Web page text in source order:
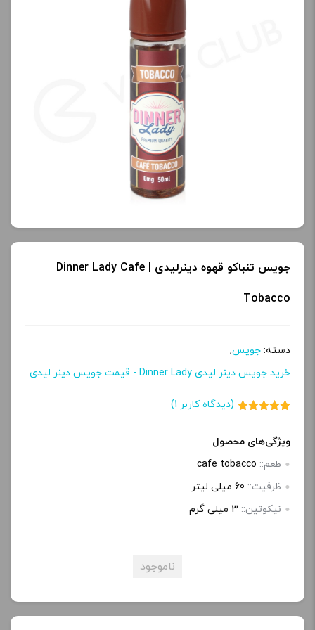
جویس تنباکو قهوه دینرلیدی | Dinner Lady Cafe
Tobacco
دسته: جویس,
خرید جویس دینر لیدی Dinner Lady - قیمت جویس دینر لیدی
مشتری
(دیدگاه کاربر 1
)
ویژگی‌های محصول
طعم:: cafe tobacco
ظرفیت:: 60 میلی‌ لیتر
نیکوتین:: 3 میلی گرم
ناموجود